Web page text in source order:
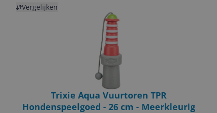
Vergelijken
Trixie Aqua Vuurtoren TPR
Hondenspeelgoed - 26 cm - Meerkleurig